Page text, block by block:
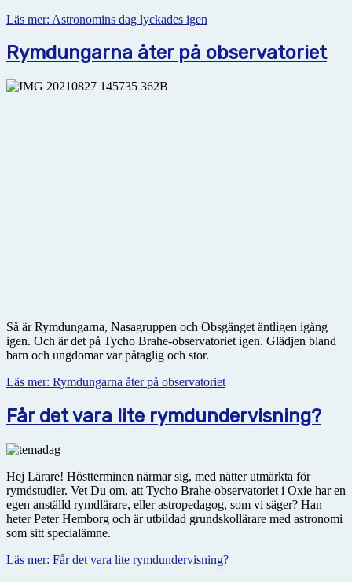
Läs mer: Astronomins dag lyckades igen
Rymdungarna åter på observatoriet
Så är Rymdungarna, Nasagruppen och Obsgänget äntligen igång
igen. Och är det på Tycho Brahe-observatoriet igen. Glädjen bland
barn och ungdomar var påtaglig och stor.
Läs mer: Rymdungarna åter på observatoriet
Får det vara lite rymdundervisning?
Hej Lärare! Höstterminen närmar sig, med nätter utmärkta för
rymdstudier. Vet Du om, att Tycho Brahe-observatoriet i Oxie har en
egen anställd rymdlärare, eller astropedagog, som vi säger? Han
heter Peter Hemborg och är utbildad grundskollärare med astronomi
som sitt specialämne.
Läs mer: Får det vara lite rymdundervisning?